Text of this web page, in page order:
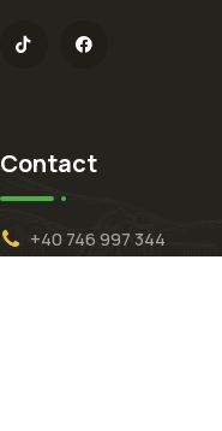
Contact
+40 746 997 344